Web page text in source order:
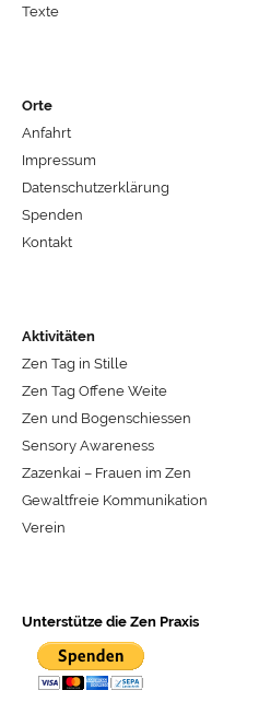
Texte
Orte
Anfahrt
Impressum
Datenschutzerklärung
Spenden
Kontakt
Aktivitäten
Zen Tag in Stille
Zen Tag Offene Weite
Zen und Bogenschiessen
Sensory Awareness
Zazenkai – Frauen im Zen
Gewaltfreie Kommunikation
Verein
Unterstütze die Zen Praxis